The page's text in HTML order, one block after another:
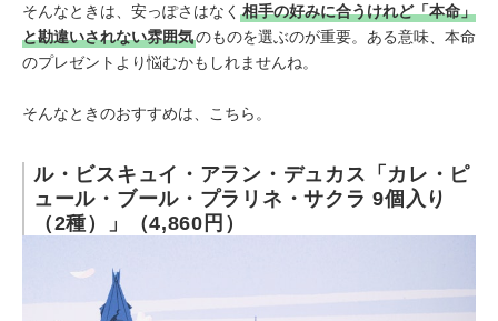
そんなときは、安っぽさはなく 相手の好みに合うけれど「本命」
と勘違いされない雰囲気のものを選ぶのが重要。ある意味、本命
のプレゼントより悩むかもしれませんね。
そんなときのおすすめは、こちら。
ル・ビスキュイ・アラン・デュカス「カレ・ピ
ュール・ブール・プラリネ・サクラ 9個入り
（2種）」（4,860円）